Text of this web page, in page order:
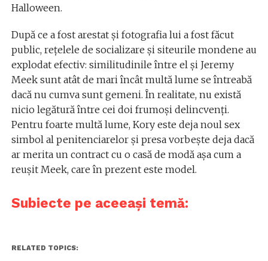
Halloween.
După ce a fost arestat și fotografia lui a fost făcut
public, rețelele de socializare și siteurile mondene au
explodat efectiv: similitudinile între el și Jeremy
Meek sunt atât de mari încât multă lume se întreabă
dacă nu cumva sunt gemeni. În realitate, nu există
nicio legătură între cei doi frumoși delincvenți.
Pentru foarte multă lume, Kory este deja noul sex
simbol al penitenciarelor și presa vorbește deja dacă
ar merita un contract cu o casă de modă așa cum a
reușit Meek, care în prezent este model.
Subiecte pe aceeași temă:
RELATED TOPICS: